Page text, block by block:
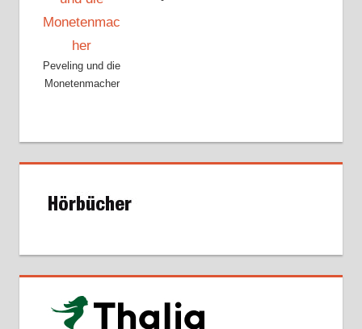
Peveling und die
Monetenmacher